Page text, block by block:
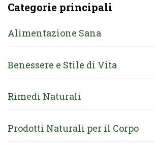
Categorie principali
Alimentazione Sana
Benessere e Stile di Vita
Rimedi Naturali
Prodotti Naturali per il Corpo